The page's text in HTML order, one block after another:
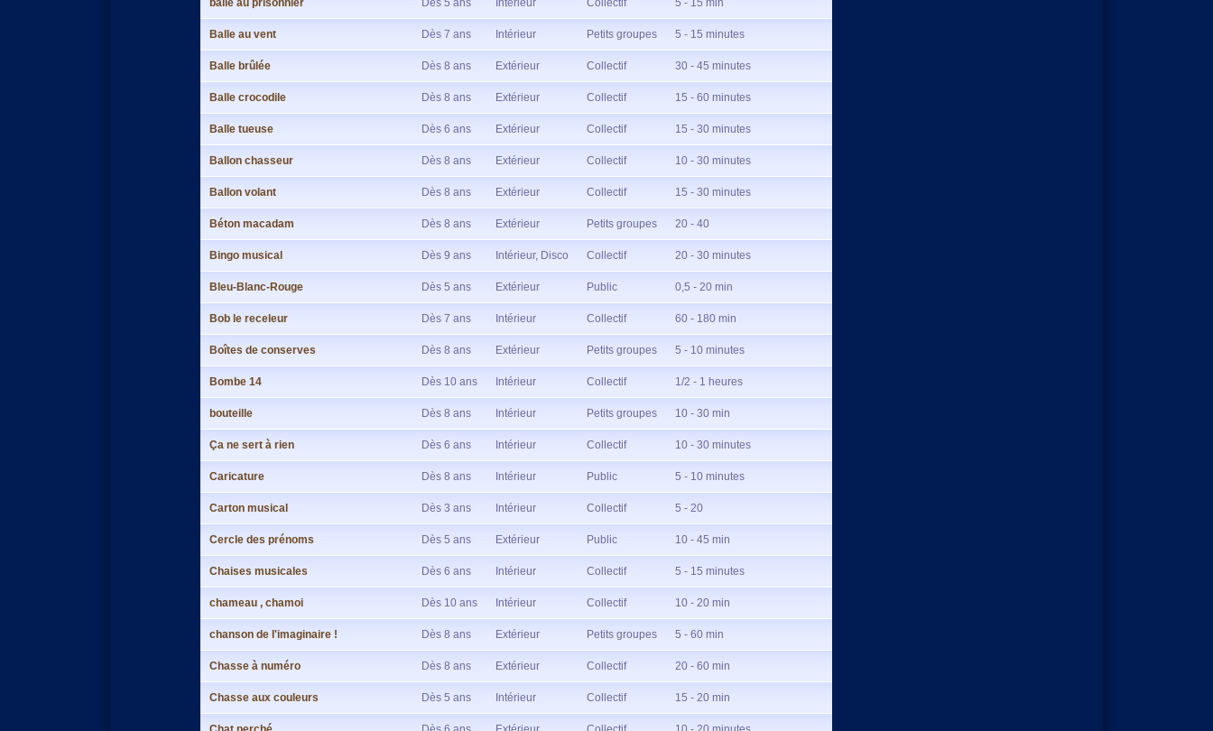
balle au prisonnier Dès 5 ans Intérieur Collectif 5 - 15 min
Balle au vent Dès 7 ans Intérieur Petits groupes 5 - 15 minutes
Balle brûlée Dès 8 ans Extérieur Collectif 30 - 45 minutes
Balle crocodile Dès 8 ans Extérieur Collectif 15 - 60 minutes
Balle tueuse Dès 6 ans Extérieur Collectif 15 - 30 minutes
Ballon chasseur Dès 8 ans Extérieur Collectif 10 - 30 minutes
Ballon volant Dès 8 ans Extérieur Collectif 15 - 30 minutes
Béton macadam Dès 8 ans Extérieur Petits groupes 20 - 40
Bingo musical Dès 9 ans Intérieur, Disco Collectif 20 - 30 minutes
Bleu-Blanc-Rouge Dès 5 ans Extérieur Public 0,5 - 20 min
Bob le receleur Dès 7 ans Intérieur Collectif 60 - 180 min
Boîtes de conserves Dès 8 ans Extérieur Petits groupes 5 - 10 minutes
Bombe 14 Dès 10 ans Intérieur Collectif 1/2 - 1 heures
bouteille Dès 8 ans Intérieur Petits groupes 10 - 30 min
Ça ne sert à rien Dès 6 ans Intérieur Collectif 10 - 30 minutes
Caricature Dès 8 ans Intérieur Public 5 - 10 minutes
Carton musical Dès 3 ans Intérieur Collectif 5 - 20
Cercle des prénoms Dès 5 ans Extérieur Public 10 - 45 min
Chaises musicales Dès 6 ans Intérieur Collectif 5 - 15 minutes
chameau , chamoi Dès 10 ans Intérieur Collectif 10 - 20 min
chanson de l'imaginaire ! Dès 8 ans Extérieur Petits groupes 5 - 60 min
Chasse à numéro Dès 8 ans Extérieur Collectif 20 - 60 min
Chasse aux couleurs Dès 5 ans Intérieur Collectif 15 - 20 min